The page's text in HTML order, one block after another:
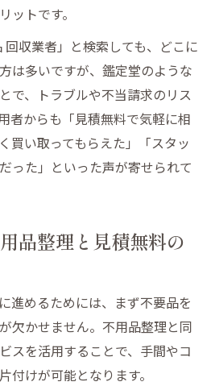
間なく現金化するコツ
なら鑑定堂にご相談くださ
した不用品現金化の賢い流
で引越し不用品の負担を減
心片付けを実現する方法
なら鑑定堂にご相談くださ
さが悪質業者見分けのポイ
ットです。
収業者」と検索しても、どこに
は多いですが、鑑定堂のような
で、トラブルや不当請求のリス
者からも「見積無料で気軽に相
買い取ってもらえた」「スタッ
った」といった声が寄せられて
品整理と見積無料の
進めるためには、まず不要品を
欠かせません。不用品整理と同
スを活用することで、手間やコ
付けが可能となります。